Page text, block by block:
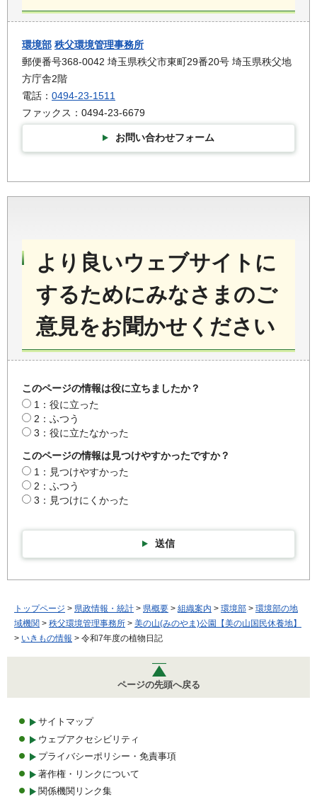
環境部 秩父環境管理事務所
郵便番号368-0042 埼玉県秩父市東町29番20号 埼玉県秩父地
方庁舎2階
電話： 0494-23-1511
ファックス：0494-23-6679
お問い合わせフォーム
より良いウェブサイトに
するためにみなさまのご
意見をお聞かせください
このページの情報は役に立ちましたか？
1：役に立った
2：ふつう
3：役に立たなかった
このページの情報は見つけやすかったですか？
1：見つけやすかった
2：ふつう
3：見つけにくかった
送信
トップページ > 県政情報・統計 > 県概要 > 組織案内 > 環境部 > 環境部の地
域機関 > 秩父環境管理事務所 > 美の山(みのやま)公園【美の山国民休養地】
> いきもの情報 > 令和7年度の植物日記
ページの先頭へ戻る
サイトマップ
ウェブアクセシビリティ
プライバシーポリシー・免責事項
著作権・リンクについて
関係機関リンク集